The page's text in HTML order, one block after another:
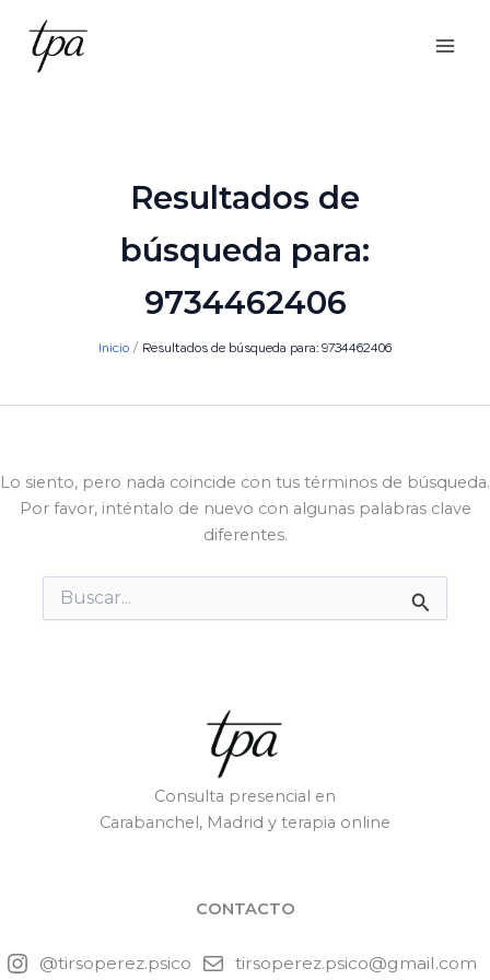
contenido
Resultados de
búsqueda para:
9734462406
Inicio Resultados de búsqueda para: 9734462406
Lo siento, pero nada coincide con tus términos de búsqueda.
Por favor, inténtalo de nuevo con algunas palabras clave
diferentes.
Buscar
por:
Consulta presencial en
Carabanchel, Madrid y terapia online
CONTACTO
@tirsoperez.psico tirsoperez.psico@gmail.com